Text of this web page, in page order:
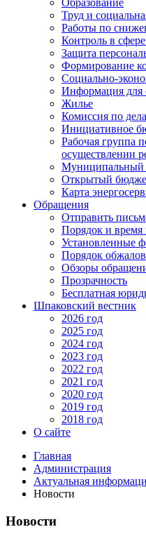
Образование
Труд и
Работы по
Контроль в
Защита
Формирование
Социально-
Информация для
Жилье
Комиссия по
Инициативное
Рабочая группа
осуществлении
Муниципальный
Открытый
Карта
Обращения
Отправить
Порядок и время
Установленные
Порядок
Обзоры
Прозрачность
Бесплатная
Шпаковский вестник
2026 год
2025 год
2024 год
2023 год
2022 год
2021 год
2020 год
2019 год
2018 год
О сайте
Главная
Администрация
Актуальная
Новости
Новости